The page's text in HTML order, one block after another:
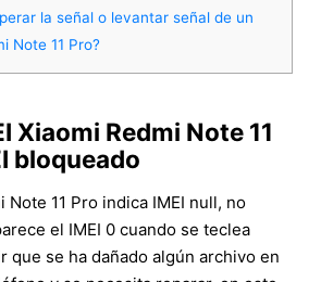
la señal o levantar señal de un
Note 11 Pro?
Xiaomi Redmi Note 11
bloqueado
Note 11 Pro indica IMEI null, no
el IMEI 0 cuando se teclea
que se ha dañado algún archivo en